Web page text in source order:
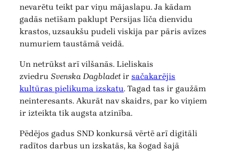
nevarētu teikt par viņu mājaslapu. Ja kādam
gadās netīšam paklupt Persijas līča dienvidu
krastos, uzsaukšu pudeli viskija par pāris avīzes
numuriem taustāmā veidā.
Un netrūkst arī vilšanās. Lieliskais
zviedru Svenska Dagbladetir sačakarējis
kultūras pielikuma izskatu. Tagad tas ir gaužām
neinteresants. Akurāt nav skaidrs, par ko viņiem
ir izteikta tik augsta atzinība.
Pēdējos gadus SND konkursā vērtē arī digitāli
radītos darbus un izskatās, ka šogad šajā